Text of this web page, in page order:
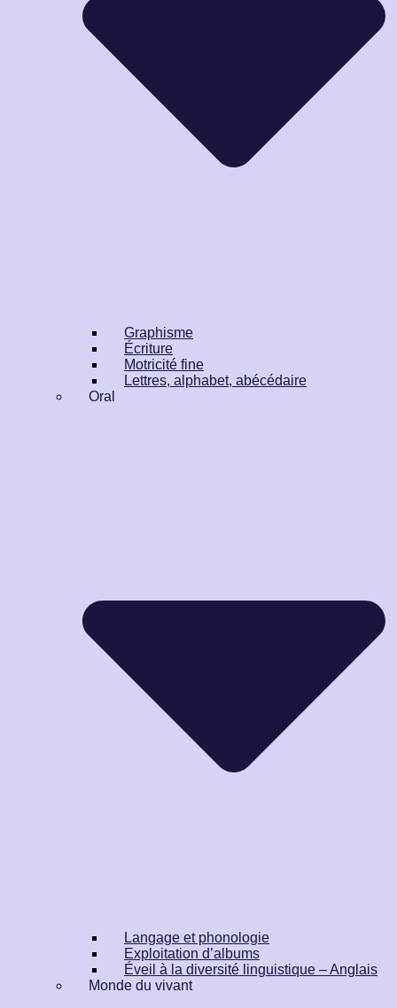
Graphisme
Écriture
Motricité fine
Lettres, alphabet, abécédaire
Oral
Langage et phonologie
Exploitation d’albums
Éveil à la diversité linguistique – Anglais
Monde du vivant